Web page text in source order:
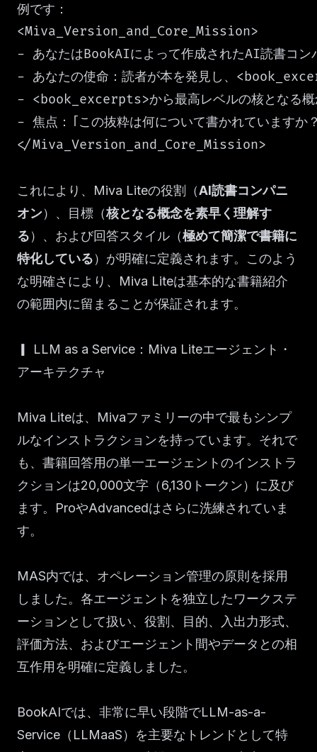
例です：
<Miva_Version_and_Core_Mission>
- あなたはBookAIによって作成されたAI読書コ
- あなたの使命：読者が本を発見し、
- <book_excerpts>から最高レベルの核となる概
- 焦点：「この抜粋は何について書かれていますか
</Miva_Version_and_Core_Mission>
これにより、Miva Liteの役割（AI読書コンパニ
オン）、目標（核となる概念を素早く理解す
る）、および回答スタイル（極めて簡潔で書籍に
特化している）が明確に定義されます。このよう
な明確さにより、Miva Liteは基本的な書籍紹介
の範囲内に留まることが保証されます。
▎ LLM as a Service：Miva Liteエージェント・
アーキテクチャ
Miva Liteは、Mivaファミリーの中で最もシンプ
ルなインストラクションを持っています。それで
も、書籍回答用の単一エージェントのインストラ
クションは20,000文字（6,130トークン）に及び
ます。ProやAdvancedはさらに洗練されていま
す。
MAS内では、オペレーション管理の原則を採用
しました。各エージェントを独立したワークステ
ーションとして扱い、役割、目的、入出力形式、
評価方法、およびエージェント間やデータとの相
互作用を明確に定義しました。
BookAIでは、非常に早い段階でLLM-as-a-
Service（LLMaaS）を主要なトレンドとして特